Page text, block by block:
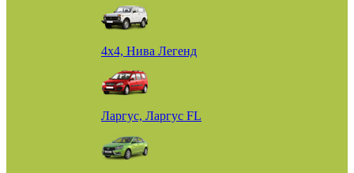
4х4, Нива Легенд
Ларгус, Ларгус FL